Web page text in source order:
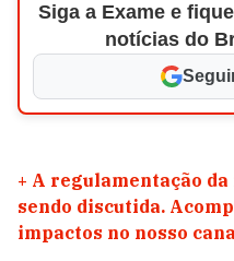
Siga a Exame e
notícias do
+ A regulamentação
sendo discutida.
impactos no nosso